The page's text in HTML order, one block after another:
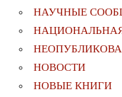
НАУЧНЫЕ
НОВОСТИ
НОВЫЕ КНИГИ